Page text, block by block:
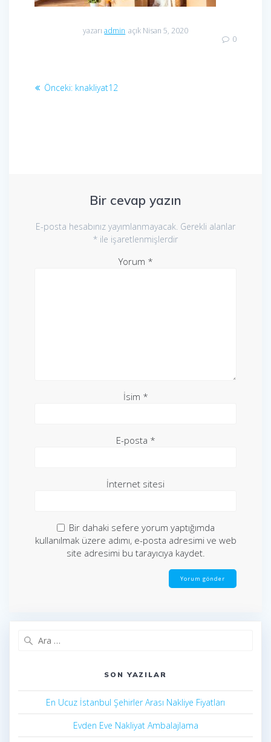
yazarıadmin açık Nisan 5, 2020
0
YazıÖnceki: Önceki
knakliyat12
Bir cevap yazın
E-posta hesabınız yayımlanmayacak. Gerekli alanlar
* ile işaretlenmişlerdir
Yorum *
İsim *
E-posta *
İnternet sitesi
Bir dahaki sefere yorum yaptığımda
kullanılmak üzere adımı, e-posta adresimi ve web
site adresimi bu tarayıcıya kaydet.
SON YAZILAR
En Ucuz İstanbul Şehirler Arası Nakliye Fiyatları
Evden Eve Nakliyat Ambalajlama